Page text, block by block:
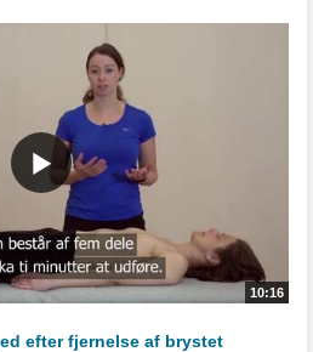
10:16
efter fjernelse af brystet